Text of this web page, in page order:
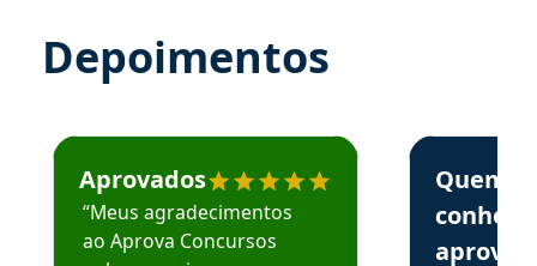
Depoimentos
Estudante José recomenda o Aprova Concursos em
Aprovados
“Meus agradecimentos
ao Aprova Concursos
Estudante
Quem
aprova